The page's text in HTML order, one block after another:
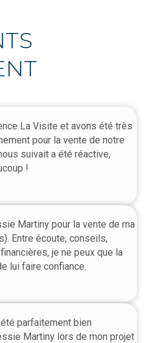
La Visite et avons été très
pour la vente de notre
suivait a été réactive,
!
Martiny pour la vente de ma
Entre écoute, conseils,
je ne peux que la
lui faire confiance.
parfaitement bien
Martiny lors de mon projet